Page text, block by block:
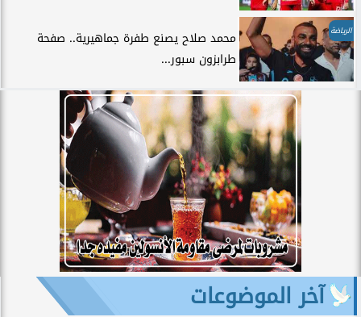
الرياضة
محمد صلاح يصنع طفرة جماهيرية.. صفحة
طرابزون سبور...
آخر الموضوعات